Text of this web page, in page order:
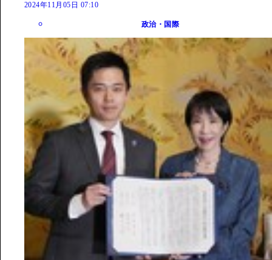
2024年11月05日 07:10
政治・国際